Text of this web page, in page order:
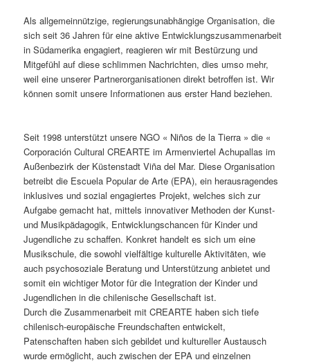
Als allgemeinnützige, regierungsunabhängige Organisation, die
sich seit 36 Jahren für eine aktive Entwicklungszusammenarbeit
in Südamerika engagiert, reagieren wir mit Bestürzung und
Mitgefühl auf diese schlimmen Nachrichten, dies umso mehr,
weil eine unserer Partnerorganisationen direkt betroffen ist. Wir
können somit unsere Informationen aus erster Hand beziehen.
Seit 1998 unterstützt unsere NGO « Niños de la Tierra » die «
Corporación Cultural CREARTE im Armenviertel Achupallas im
Außenbezirk der Küstenstadt Viña del Mar. Diese Organisation
betreibt die Escuela Popular de Arte (EPA), ein herausragendes
inklusives und sozial engagiertes Projekt, welches sich zur
Aufgabe gemacht hat, mittels innovativer Methoden der Kunst-
und Musikpädagogik, Entwicklungschancen für Kinder und
Jugendliche zu schaffen. Konkret handelt es sich um eine
Musikschule, die sowohl vielfältige kulturelle Aktivitäten, wie
auch psychosoziale Beratung und Unterstützung anbietet und
somit ein wichtiger Motor für die Integration der Kinder und
Jugendlichen in die chilenische Gesellschaft ist.
Durch die Zusammenarbeit mit CREARTE haben sich tiefe
chilenisch-europäische Freundschaften entwickelt,
Patenschaften haben sich gebildet und kultureller Austausch
wurde ermöglicht, auch zwischen der EPA und einzelnen